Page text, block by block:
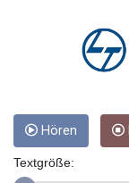
Hören
Textgröße: